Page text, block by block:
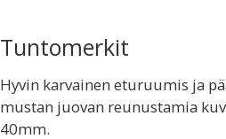
Tuntomerkit
Hyvin karvainen eturuumis ja
mustan juovan reunustamia
40mm.